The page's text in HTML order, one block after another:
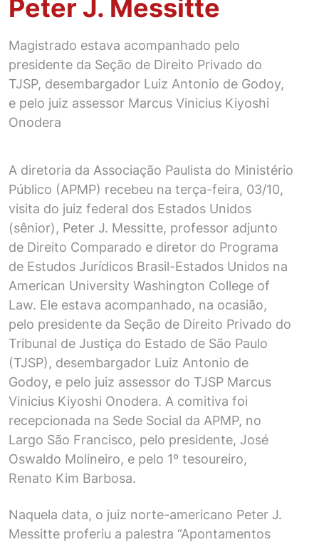
Peter J. Messitte
Magistrado estava acompanhado pelo
presidente da Seção de Direito Privado do
TJSP, desembargador Luiz Antonio de Godoy,
e pelo juiz assessor Marcus Vinicius Kiyoshi
Onodera
A diretoria da Associação Paulista do Ministério
Público (APMP) recebeu na terça-feira, 03/10,
visita do juiz federal dos Estados Unidos
(sênior), Peter J. Messitte, professor adjunto
de Direito Comparado e diretor do Programa
de Estudos Jurídicos Brasil-Estados Unidos na
American University Washington College of
Law. Ele estava acompanhado, na ocasião,
pelo presidente da Seção de Direito Privado do
Tribunal de Justiça do Estado de São Paulo
(TJSP), desembargador Luiz Antonio de
Godoy, e pelo juiz assessor do TJSP Marcus
Vinicius Kiyoshi Onodera. A comitiva foi
recepcionada na Sede Social da APMP, no
Largo São Francisco, pelo presidente, José
Oswaldo Molineiro, e pelo 1º tesoureiro,
Renato Kim Barbosa.
Naquela data, o juiz norte-americano Peter J.
Messitte proferiu a palestra “Apontamentos